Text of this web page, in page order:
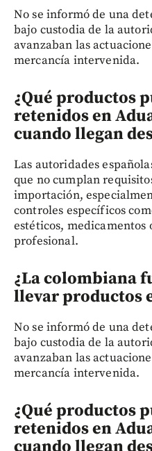
No se informó de una
bajo custodia de la
avanzaban las
mercancía intervenida.
¿Qué productos
retenidos en
cuando llegan
Las autoridades
que no cumplan
importación,
controles específicos
estéticos, medicamentos
profesional.
¿La colombiana
llevar productos
No se informó de una
bajo custodia de la
avanzaban las
mercancía intervenida.
¿Qué productos
retenidos en